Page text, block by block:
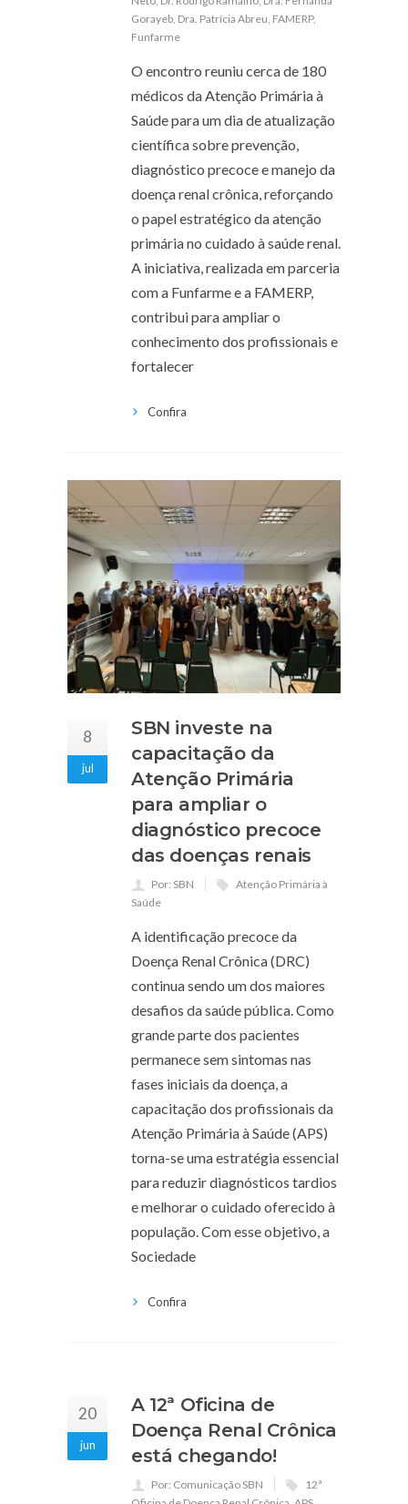
Gorayeb Dra. Patrícia Abreu FAMERP,
Funfarme
O encontro reuniu cerca de 180
médicos da Atenção Primária à
Saúde para um dia de atualização
científica sobre prevenção,
diagnóstico precoce e manejo da
doença renal crônica, reforçando
o papel estratégico da atenção
primária no cuidado à saúde renal.
A iniciativa, realizada em parceria
com a Funfarme e a FAMERP,
contribui para ampliar o
conhecimento dos profissionais e
fortalecer
Confira
8
jul
SBN investe na
capacitação da
Atenção Primária
para ampliar o
diagnóstico precoce
das doenças renais
Por: SBN
Atenção Primária à
Saúde
A identificação precoce da
Doença Renal Crônica (DRC)
continua sendo um dos maiores
desafios da saúde pública. Como
grande parte dos pacientes
permanece sem sintomas nas
fases iniciais da doença, a
capacitação dos profissionais da
Atenção Primária à Saúde (APS)
torna-se uma estratégia essencial
para reduzir diagnósticos tardios
e melhorar o cuidado oferecido à
população. Com esse objetivo, a
Sociedade
Confira
20
jun
A 12ª Oficina de
Doença Renal Crônica
está chegando!
Por: Comunicação SBN
12ª